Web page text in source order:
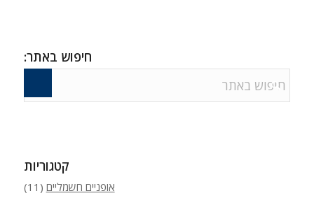
חיפוש באתר:
קטגוריות
אופניים חשמליים (11)